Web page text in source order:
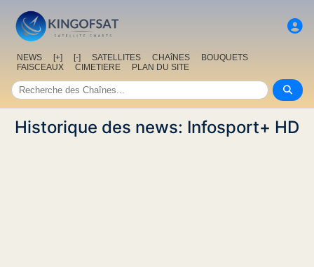
NEWS [+] [-] SATELLITES CHAîNES
BOUQUETS
FAISCEAUX
CIMETIERE PLAN DU SITE
Historique des news: Infosport+ HD